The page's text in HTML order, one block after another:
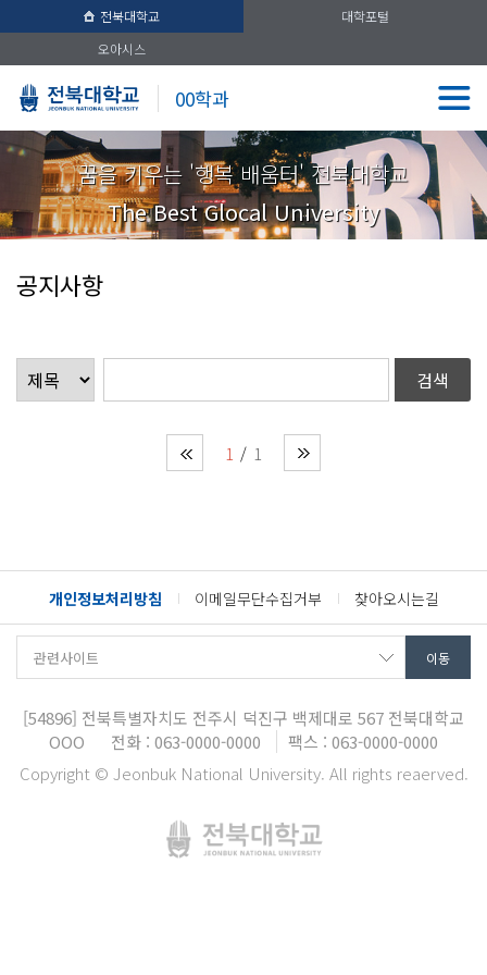
전북대학교
대학포털
오아시스
00학과
꿈을 키우는 '행복 배움터' 전북대학교
The Best Glocal University
공지사항
1 1
개인정보처리방침 이메일무단수집거부 찾아오시는길
[54896] 전북특별자치도 전주시 덕진구 백제대로 567 전북대학교
OOO
전화 : 063-0000-0000
팩스 : 063-0000-0000
Copyright © Jeonbuk National University. All rights reaerved.